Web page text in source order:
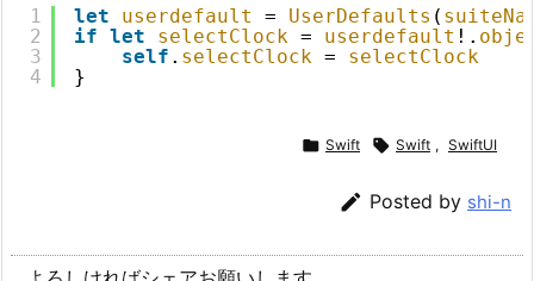
1
2
3
4
let userdefault = UserDefaults (
if let selectClock = userdefault !.
self . selectClock = selectClock
}
 Swift  Swift , SwiftUI
 Posted by shi-n